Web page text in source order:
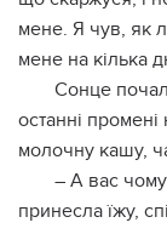
мене. Я чув, як
мене на кілька
Сонце
останні
молочну кашу,
– А вас
принесла їжу,